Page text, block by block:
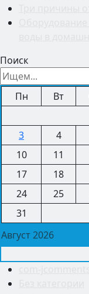
Поиск
Август 2026
Пн Вт
3
4
10
11
17
18
24
25
31